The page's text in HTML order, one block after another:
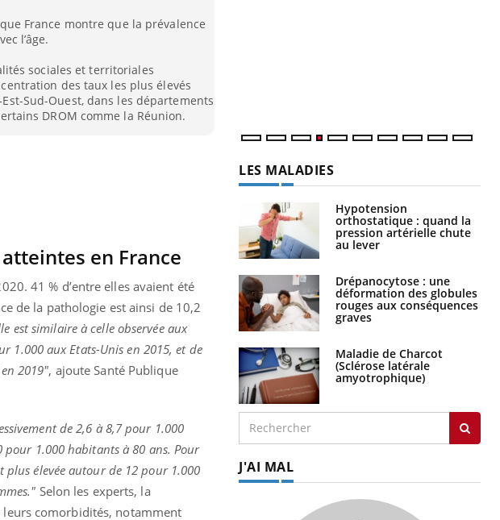
France montre que la prévalence
l’âge.
sociales et territoriales
des taux les plus élevés
Sud-Ouest, dans les départements
DROM comme la Réunion.
en France
41 % d’entre elles avaient été
de la pathologie est ainsi de 10,2
est similaire à celle observée aux
1.000 aux Etats-Unis en 2015, et de
2019", ajoute Santé Publique
de 2,6 à 8,7 pour 1.000
1.000 habitants à 80 ans. Pour
plus élevée autour de 12 pour 1.000
Selon les experts, la
leurs comorbidités, notamment
LES MALADIES
Hypotension
orthostatique : quand la
pression artérielle chute
au lever
Drépanocytose : une
déformation des globules
rouges aux conséquences
graves
Maladie de Charcot
(Sclérose latérale
amyotrophique)
J'AI MAL